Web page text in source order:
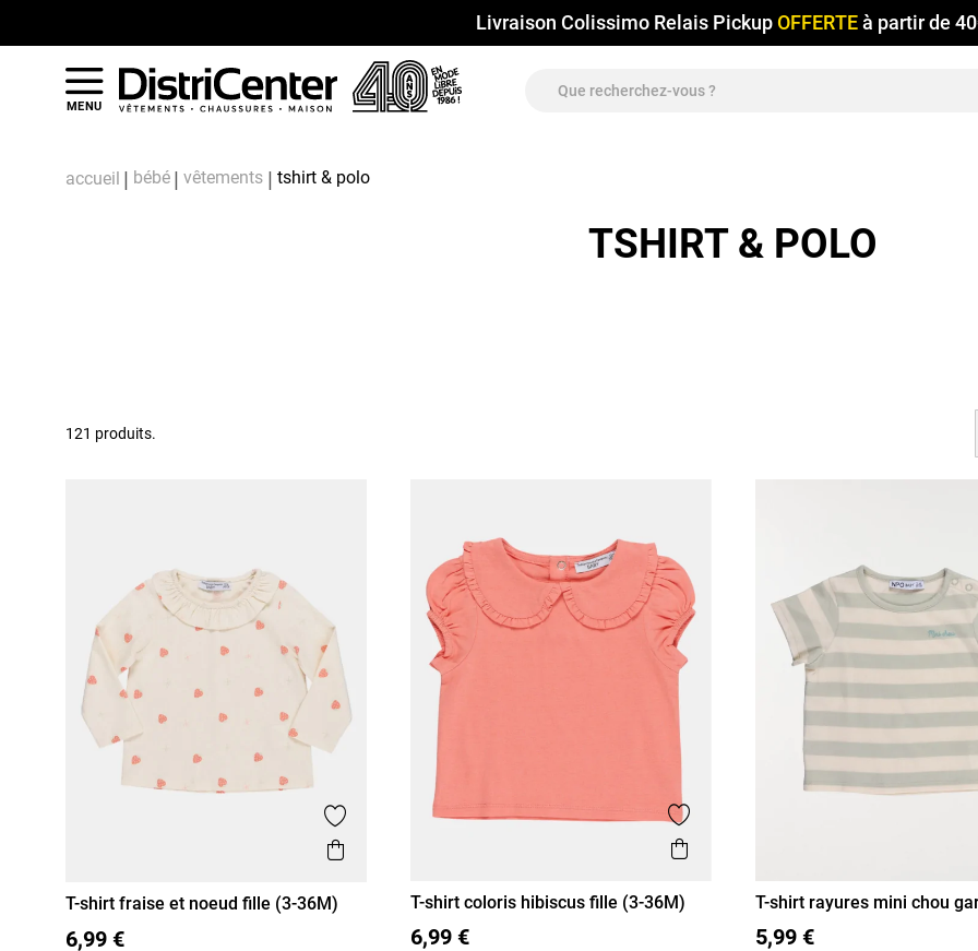
Livraison Colissimo Relais Pickup OFFERTEà partir de
MENU
accueil bébé vêtements tshirt & polo
TSHIRT & POLO
121 produits.
Ajouter aux favoris
Aperçu rapide
3M 6M 12M 18M 36M
T-shirt fraise et noeud fille (3-36M)
6,99 €
Ajouter aux favoris
Aperçu rapide
3M 6M 12M 18M 36M
T-shirt coloris hibiscus fille (3-36M)
6,99 €
3M 6M 12M 18M 36M
T-shirt rayures mini chou
5,99 €